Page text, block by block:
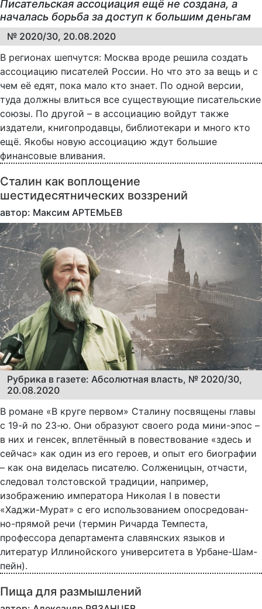
Писательская ассоциация ещё не создана, а
началась борьба за доступ к большим деньгам
№ 2020/30, 20.08.2020
В регионах шепчутся: Москва вроде решила создать
ассоциацию писателей России. Но что это за вещь и с
чем её едят, пока мало кто знает. По одной версии,
туда должны влиться все существующие писательские
союзы. По другой – в ассоциацию войдут также
издатели, книгопродавцы, библиотекари и много кто
ещё. Якобы новую ассоциацию ждут большие
финансовые вливания.
Сталин как воплощение
шестидесятнических воззрений
автор: Максим АРТЕМЬЕВ
Рубрика в газете: Абсолютная власть, № 2020/30,
20.08.2020
В романе «В круге первом» Сталину посвящены главы
с 19-й по 23-ю. Они образуют своего рода мини-эпос –
в них и генсек, вплетённый в повествование «здесь и
сейчас» как один из его героев, и опыт его биографии
– как она виделась писателю. Солженицын, отчасти,
следовал толстовской традиции, например,
изображению императора Николая I в повести
«Хаджи-Мурат» с его использованием опосредован-
но-прямой речи (термин Ричарда Темпеста,
профессора департамента славянских языков и
литератур Иллинойского университета в Урбане-Шам-
пейн).
Пища для размышлений